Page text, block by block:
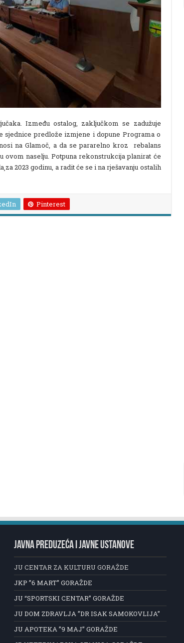
Između ostalog, zaključkom se zadužuje
sjednice predlože izmjene i dopune Programa o
na Glamoč, a da se pararelno kroz rebalans
ovom naselju. Potpuna rekonstrukcija planirat će
2023 godinu, a radit će se i na rješavanju ostalih
Pinterest
JAVNA PREDUZEĆA I JAVNE USTANOVE
JU CENTAR ZA KULTURU GORAŽDE
JKP ”6 MART” GORAŽDE
JU “SPORTSKI CENTAR” GORAŽDE
JU DOM ZDRAVLJA ”DR ISAK SAMOKOVLIJA”
JU APOTEKA ”9 MAJ” GORAŽDE